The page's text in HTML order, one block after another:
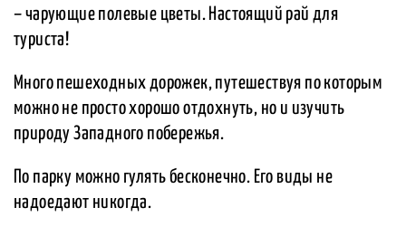
– чарующие полевые цветы. Настоящий рай для
туриста!
Много пешеходных дорожек, путешествуя по которым
можно не просто хорошо отдохнуть, но и изучить
природу Западного побережья.
По парку можно гулять бесконечно. Его виды не
надоедают никогда.